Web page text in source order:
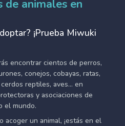
de animales en
¡Prueba Miwuki
encontrar cientos de perros,
conejos, cobayas, ratas,
reptiles, aves... en
y asociaciones de
el mundo.
acoger un animal, ¡estás en el